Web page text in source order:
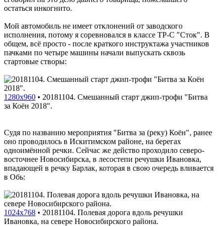
остаться инкогнито.
Мой автомобиль не имеет отклонений от заводского
исполнения, потому я соревновался в классе ТР-С "Сток". В
общем, всё просто - после краткого инструктажа участников
пачками по четыре машины начали выпускать сквозь
стартовые створы:
1280x960 • 20181104. Смешанный старт джип-трофи "Битва
за Коён 2018".
Судя по названию мероприятия "Битва за (реку) Коён", ранее
оно проводилось в Искитимском районе, на берегах
одноимённой речки. Сейчас же действо проходило северо-
восточнее Новосибирска, в лесостепи речушки Ивановка,
впадающей в речку Барлак, которая в свою очередь вливается
в Обь:
1024x768 • 20181104. Полевая дорога вдоль речушки
Ивановка, на севере Новосибирского района.